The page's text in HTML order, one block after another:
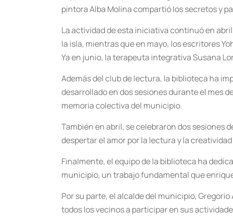
pintora Alba Molina compartió los secretos y
La actividad de esta iniciativa continuó en
la isla, mientras que en mayo, los escritores
Ya en junio, la terapeuta integrativa Susana
Además del club de lectura, la biblioteca ha
desarrollado en dos sesiones durante el mes
memoria colectiva del municipio.
También en abril, se celebraron dos
despertar el amor por la lectura y la
Finalmente, el equipo de la biblioteca ha
municipio, un trabajo fundamental que
Por su parte, el alcalde del municipio,
todos los vecinos a participar en sus